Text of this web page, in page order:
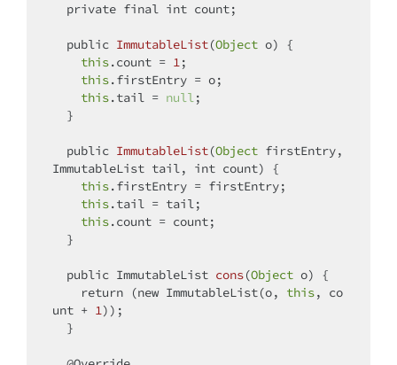
  public
ImmutableList(Object o)
{
this.count = 1;
this.firstEntry = o;
this.tail = null;
  public
ImmutableList(Object firstEntry,
ImmutableList tail, int count)
{
this.firstEntry = firstEntry;
this.tail = tail;
this.count = count;
  public ImmutableList
cons(Object o)
{
return (new ImmutableList(o, this, co
unt + 1));